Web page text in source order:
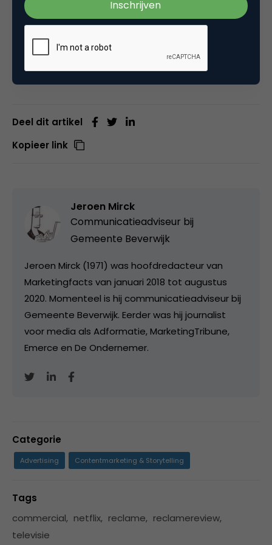
over reclame voor MarketingTribune, een
zustertitel van Marketingfacts.
Deel dit artikel
Kopieer link
Jeroen Mirck
Communicatieadviseur bij
Gemeente Beverwijk
Jeroen Mirck (1971) was hoofdredacteur van
Marketingfacts van januari 2018 tot augustus
2020. Momenteel is hij communicatieadviseur bij
Gemeente Beverwijk. Eerder was hij journalist
voor media als Adformatie, MarketingTribune,
Emerce en De Ondernemer.
Categorie
Advertising Contentmarketing & Storytelling
Tags
commercial, netflix, reclame, reclamereview,
televisie